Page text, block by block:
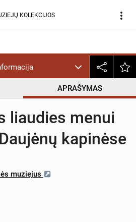
KOLEKCIJOS more_vert
APRAŠYMAS
liaudies menui
kapinėse
muziejus